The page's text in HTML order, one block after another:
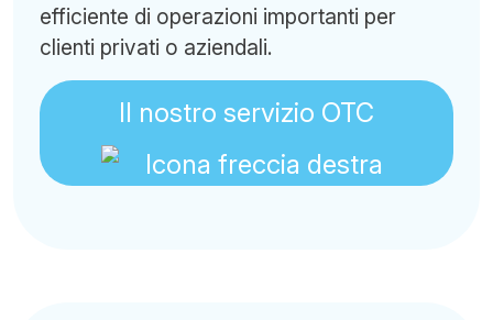
efficiente di operazioni importanti per
clienti privati o aziendali.
Il nostro servizio OTC